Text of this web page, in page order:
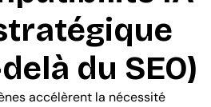
du SEO)
accélèrent la nécessité